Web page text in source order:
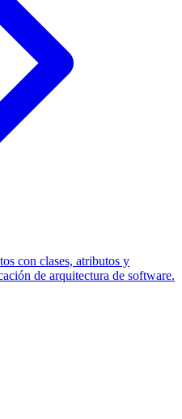
con clases, atributos y
de arquitectura de software.